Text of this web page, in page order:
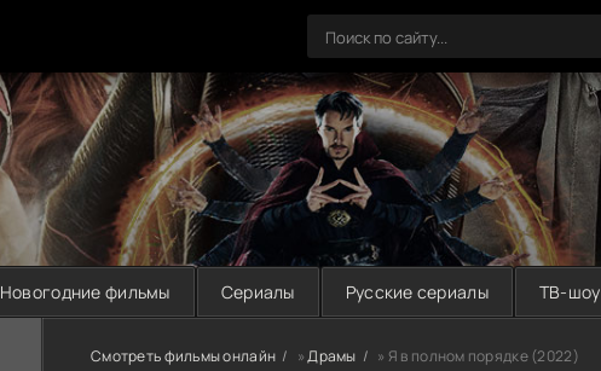
Новогодние фильмы Сериалы Русские сериалы ТВ-шоу
Смотреть фильмы онлайн »Драмы » Я в полном порядке (2022)